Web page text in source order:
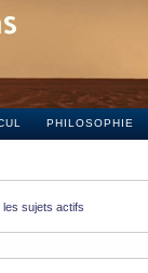
PHILOSOPHIE
les sujets actifs